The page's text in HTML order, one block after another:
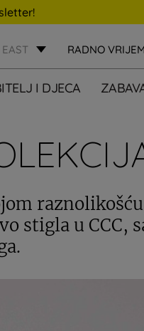
RADNO
I DJECA
stigla u CCC,